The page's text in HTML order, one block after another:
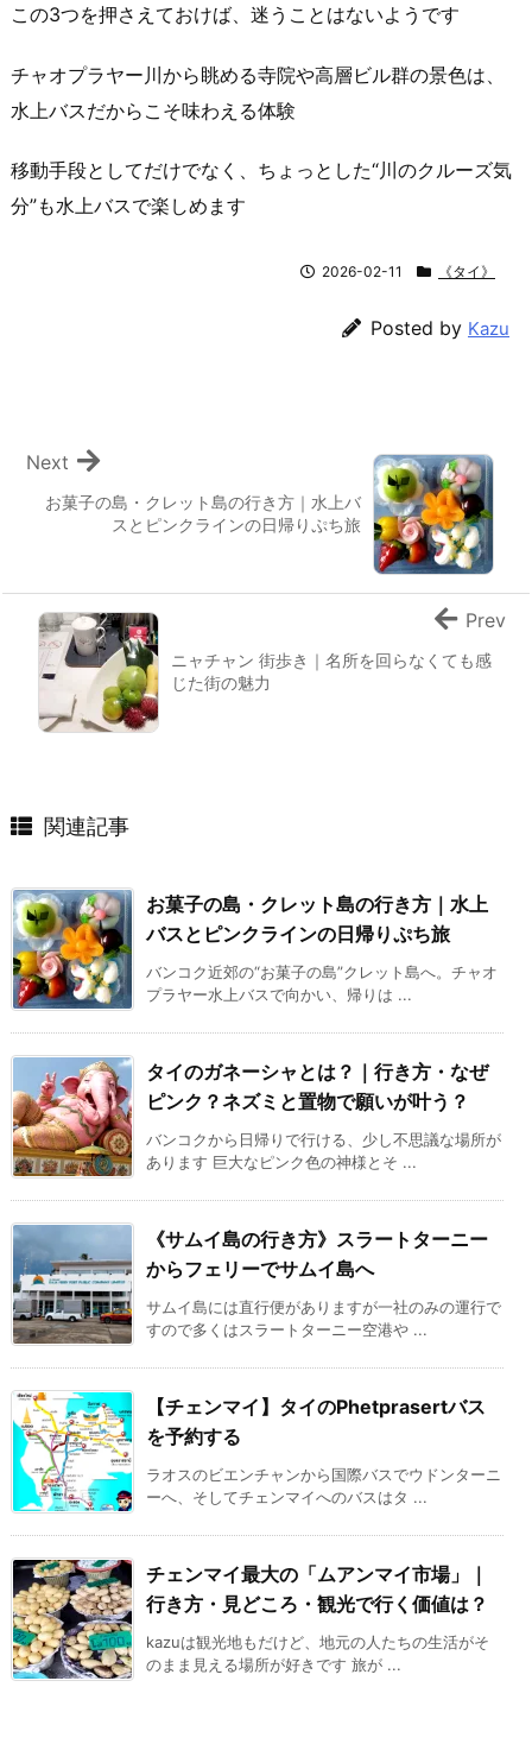
この3つを押さえておけば、迷うことはないようです
チャオプラヤー川から眺める寺院や高層ビル群の景色は、
水上バスだからこそ味わえる体験
移動手段としてだけでなく、ちょっとした“川のクルーズ気
分”も水上バスで楽しめます
2026-02-11 《タイ》
Posted by Kazu
お菓子の島・クレット島の行き方｜水上バ
スとピンクラインの日帰りぷち旅
Next
ニャチャン 街歩き｜名所を回らなくても感
じた街の魅力
Prev
関連記事
お菓子の島・クレット島の行き方｜水上
バスとピンクラインの日帰りぷち旅
バンコク近郊の“お菓子の島”クレット島へ。チャオ
プラヤー水上バスで向かい、帰りは ...
タイのガネーシャとは？｜行き方・なぜ
ピンク？ネズミと置物で願いが叶う？
バンコクから日帰りで行ける、少し不思議な場所が
あります 巨大なピンク色の神様とそ ...
《サムイ島の行き方》スラートターニー
からフェリーでサムイ島へ
サムイ島には直行便がありますが一社のみの運行で
すので多くはスラートターニー空港や ...
【チェンマイ】タイのPhetprasertバス
を予約する
ラオスのビエンチャンから国際バスでウドンターニ
ーへ、そしてチェンマイへのバスはタ ...
チェンマイ最大の「ムアンマイ市場」｜
行き方・見どころ・観光で行く価値は？
kazuは観光地もだけど、地元の人たちの生活がそ
のまま見える場所が好きです 旅が ...